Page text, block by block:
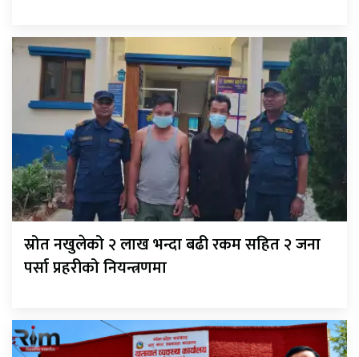
स्रोत नखुलेको २ लाख भन्दा बढी रकम सहित २ जना
पर्सा प्रहरीको नियन्त्रणमा